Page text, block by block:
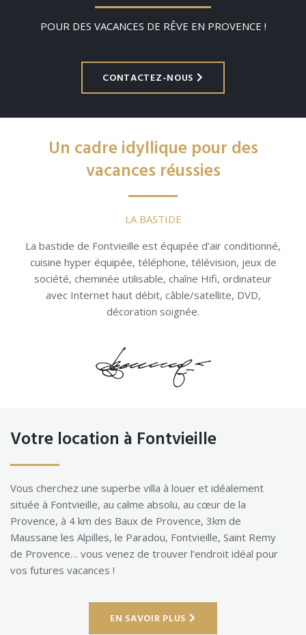
POUR DES VACANCES DE RÊVE EN PROVENCE !
CONTACTEZ-NOUS
Un cadre idyllique pour des
vacances réussies
LA BASTIDE
La bastide de Fontvieille est équipée d’air conditionné,
cuisine hyper équipée, téléphone, télévision, jeux de
société, cheminée utilisable, chaîne Hifi, ordinateur
avec Internet haut débit, câble/satellite, DVD,
décoration soignée.
Votre location à Fontvieille
Vous cherchez une superbe villa à louer et idéalement
située à Fontvieille, au calme absolu, au cœur de la
Provence, à 4 km des Baux de Provence, 3km de
Maussane les Alpilles, le Paradou, Fontvieille, Saint Remy
de Provence… vous venez de trouver l’endroit idéal pour
vos futures vacances !
EN SAVOIR PLUS